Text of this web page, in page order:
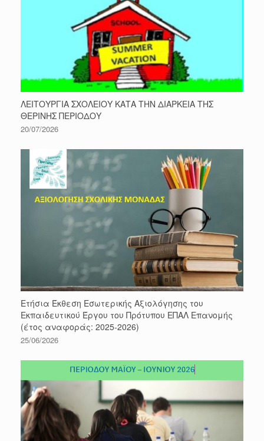
ΛΕΙΤΟΥΡΓΙΑ ΣΧΟΛΕΙΟΥ ΚΑΤΑ ΤΗΝ ΔΙΑΡΚΕΙΑ ΤΗΣ
ΘΕΡΙΝΗΣ ΠΕΡΙΟΔΟΥ
20/07/2026
Ετήσια Έκθεση Εσωτερικής Αξιολόγησης του
Εκπαιδευτικού Έργου του Πρότυπου ΕΠΑΛ Επανομής
(έτος αναφοράς: 2025-2026)
25/06/2026